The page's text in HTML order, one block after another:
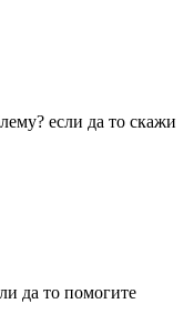
если да то скажи
да то помогите